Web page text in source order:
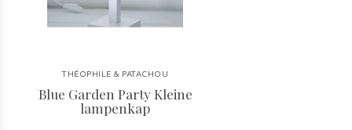
THÉOPHILE & PATACHOU
Blue Garden Party Kleine
lampenkap